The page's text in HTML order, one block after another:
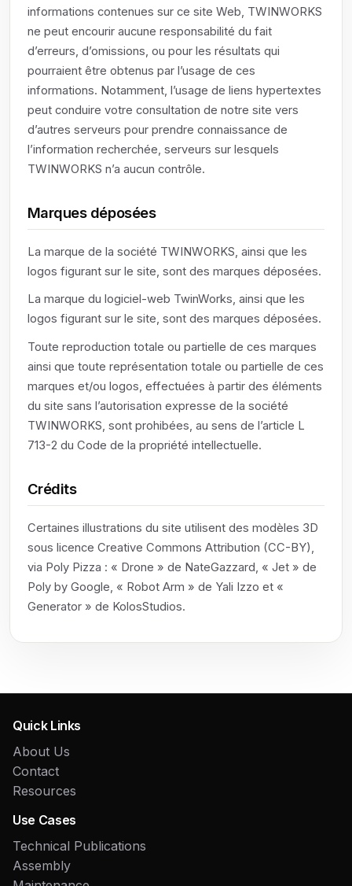
informations contenues sur ce site Web, TWINWORKS
ne peut encourir aucune responsabilité du fait
d’erreurs, d’omissions, ou pour les résultats qui
pourraient être obtenus par l’usage de ces
informations. Notamment, l’usage de liens hypertextes
peut conduire votre consultation de notre site vers
d’autres serveurs pour prendre connaissance de
l’information recherchée, serveurs sur lesquels
TWINWORKS n’a aucun contrôle.
Marques déposées
La marque de la société TWINWORKS, ainsi que les
logos figurant sur le site, sont des marques déposées.
La marque du logiciel-web TwinWorks, ainsi que les
logos figurant sur le site, sont des marques déposées.
Toute reproduction totale ou partielle de ces marques
ainsi que toute représentation totale ou partielle de ces
marques et/ou logos, effectuées à partir des éléments
du site sans l’autorisation expresse de la société
TWINWORKS, sont prohibées, au sens de l’article L
713-2 du Code de la propriété intellectuelle.
Crédits
Certaines illustrations du site utilisent des modèles 3D
sous licence Creative Commons Attribution (CC-BY),
via Poly Pizza : « Drone » de NateGazzard, « Jet » de
Poly by Google, « Robot Arm » de Yali Izzo et «
Generator » de KolosStudios.
Quick Links
About Us
Contact
Resources
Use Cases
Technical Publications
Assembly